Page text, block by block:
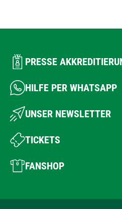
PRESSE
HILFE PER WHATSAPP
UNSER NEWSLETTER
TICKETS
FANSHOP